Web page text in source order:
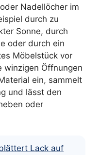
Nadellöcher im
durch zu
Sonne, durch
oder durch ein
Möbelstück vor
winzigen Öffnungen
ein, sammelt
und lässt den
oder
Lack auf